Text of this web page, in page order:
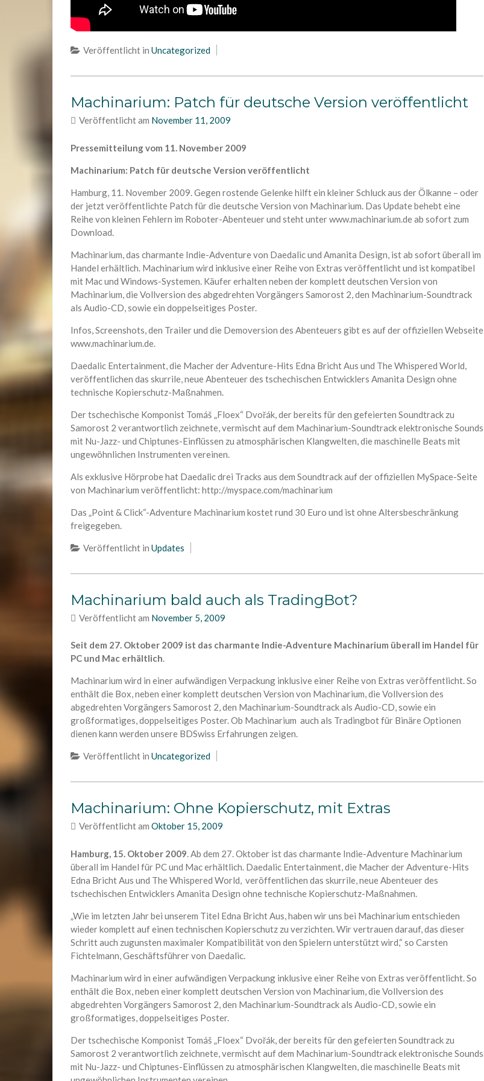
Veröffentlicht in Uncategorized
Machinarium: Patch für deutsche Version veröffentlicht
Veröffentlicht am November 11, 2009
Pressemitteilung vom 11. November 2009
Machinarium: Patch für deutsche Version veröffentlicht
Hamburg, 11. November 2009. Gegen rostende Gelenke hilft ein kleiner Schluck aus der Ölkanne – oder
der jetzt veröffentlichte Patch für die deutsche Version von Machinarium. Das Update behebt eine
Reihe von kleinen Fehlern im Roboter-Abenteuer und steht unter www.machinarium.de ab sofort zum
Download.
Machinarium, das charmante Indie-Adventure von Daedalic und Amanita Design, ist ab sofort überall im
Handel erhältlich. Machinarium wird inklusive einer Reihe von Extras veröffentlicht und ist kompatibel
mit Mac und Windows-Systemen. Käufer erhalten neben der komplett deutschen Version von
Machinarium, die Vollversion des abgedrehten Vorgängers Samorost 2, den Machinarium-Soundtrack
als Audio-CD, sowie ein doppelseitiges Poster.
Infos, Screenshots, den Trailer und die Demoversion des Abenteuers gibt es auf der offiziellen Webseite
www.machinarium.de.
Daedalic Entertainment, die Macher der Adventure-Hits Edna Bricht Aus und The Whispered World,
veröffentlichen das skurrile, neue Abenteuer des tschechischen Entwicklers Amanita Design ohne
technische Kopierschutz-Maßnahmen.
Der tschechische Komponist Tomáš „Floex“ Dvořák, der bereits für den gefeierten Soundtrack zu
Samorost 2 verantwortlich zeichnete, vermischt auf dem Machinarium-Soundtrack elektronische Sounds
mit Nu-Jazz- und Chiptunes-Einflüssen zu atmosphärischen Klangwelten, die maschinelle Beats mit
ungewöhnlichen Instrumenten vereinen.
Als exklusive Hörprobe hat Daedalic drei Tracks aus dem Soundtrack auf der offiziellen MySpace-Seite
von Machinarium veröffentlicht: http://myspace.com/machinarium
Das „Point & Click“-Adventure Machinarium kostet rund 30 Euro und ist ohne Altersbeschränkung
freigegeben.
Veröffentlicht in Updates
Machinarium bald auch als TradingBot?
Veröffentlicht am November 5, 2009
Seit dem 27. Oktober 2009 ist das charmante Indie-Adventure Machinarium überall im Handel für
PC und Mac erhältlich.
Machinarium wird in einer aufwändigen Verpackung inklusive einer Reihe von Extras veröffentlicht. So
enthält die Box, neben einer komplett deutschen Version von Machinarium, die Vollversion des
abgedrehten Vorgängers Samorost 2, den Machinarium-Soundtrack als Audio-CD, sowie ein
großformatiges, doppelseitiges Poster. Ob Machinarium auch als Tradingbot für Binäre Optionen
dienen kann werden unsere BDSwiss Erfahrungen zeigen.
Veröffentlicht in Uncategorized
Machinarium: Ohne Kopierschutz, mit Extras
Veröffentlicht am Oktober 15, 2009
Hamburg, 15. Oktober 2009 . Ab dem 27. Oktober ist das charmante Indie-Adventure Machinarium
überall im Handel für PC und Mac erhältlich. Daedalic Entertainment, die Macher der Adventure-Hits
Edna Bricht Aus und The Whispered World, veröffentlichen das skurrile, neue Abenteuer des
tschechischen Entwicklers Amanita Design ohne technische Kopierschutz-Maßnahmen.
„Wie im letzten Jahr bei unserem Titel Edna Bricht Aus, haben wir uns bei Machinarium entschieden
wieder komplett auf einen technischen Kopierschutz zu verzichten. Wir vertrauen darauf, das dieser
Schritt auch zugunsten maximaler Kompatibilität von den Spielern unterstützt wird,“ so Carsten
Fichtelmann, Geschäftsführer von Daedalic.
Machinarium wird in einer aufwändigen Verpackung inklusive einer Reihe von Extras veröffentlicht. So
enthält die Box, neben einer komplett deutschen Version von Machinarium, die Vollversion des
abgedrehten Vorgängers Samorost 2, den Machinarium-Soundtrack als Audio-CD, sowie ein
großformatiges, doppelseitiges Poster.
Der tschechische Komponist Tomáš „Floex“ Dvořák, der bereits für den gefeierten Soundtrack zu
Samorost 2 verantwortlich zeichnete, vermischt auf dem Machinarium-Soundtrack elektronische Sounds
mit Nu-Jazz- und Chiptunes-Einflüssen zu atmosphärischen Klangwelten, die maschinelle Beats mit